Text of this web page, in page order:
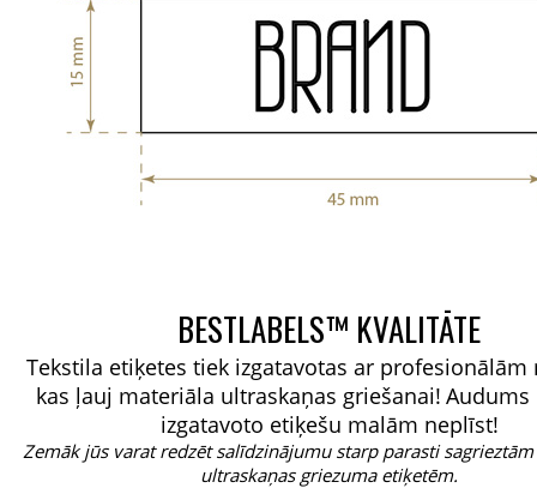
BESTLABELS™ KVALITĀTE
Tekstila etiķetes tiek izgatavotas ar profesionālām
kas ļauj materiāla ultraskaņas griešanai! Audums
izgatavoto etiķešu malām neplīst!
Zemāk jūs varat redzēt salīdzinājumu starp parasti
ultraskaņas griezuma etiķetēm.